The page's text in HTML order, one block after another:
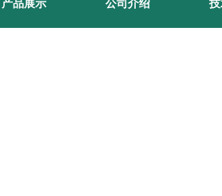
产品展示 公司介绍